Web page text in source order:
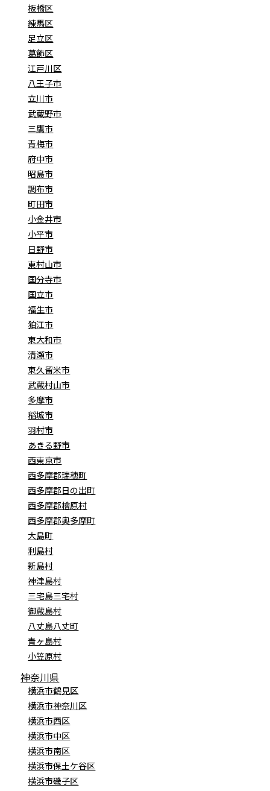
板橋区
練馬区
足立区
葛飾区
江戸川区
八王子市
立川市
武蔵野市
三鷹市
青梅市
府中市
昭島市
調布市
町田市
小金井市
小平市
日野市
東村山市
国分寺市
国立市
福生市
狛江市
東大和市
清瀬市
東久留米市
武蔵村山市
多摩市
稲城市
羽村市
あきる野市
西東京市
西多摩郡瑞穂町
西多摩郡日の出町
西多摩郡檜原村
西多摩郡奥多摩町
大島町
利島村
新島村
神津島村
三宅島三宅村
御蔵島村
八丈島八丈町
青ヶ島村
小笠原村
神奈川県
横浜市鶴見区
横浜市神奈川区
横浜市西区
横浜市中区
横浜市南区
横浜市保土ケ谷区
横浜市磯子区